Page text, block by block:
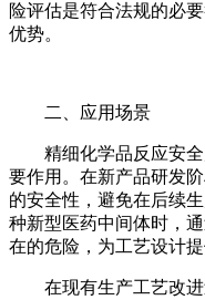
险评估是符合法规的必
优势。
二、应用场景
精细化学品反应安
要作用。在新产品研发
的安全性，避免在后续
种新型医药中间体时，
在的危险，为工艺设计提
在现有生产工艺改